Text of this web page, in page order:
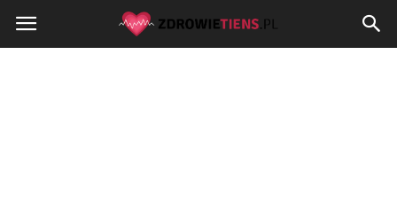
Zdrowietiens.pl